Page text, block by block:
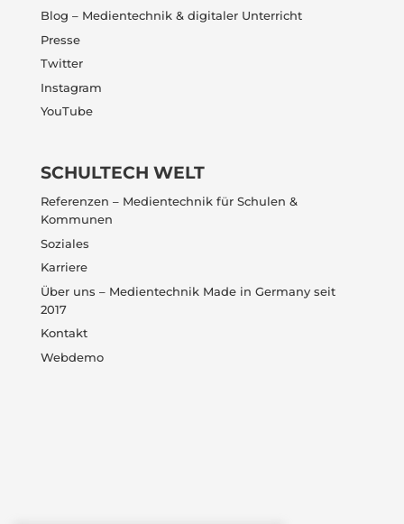
Blog – Medientechnik & digitaler Unterricht
Presse
Twitter
Instagram
YouTube
SCHULTECH WELT
Referenzen – Medientechnik für Schulen &
Kommunen
Soziales
Karriere
Über uns – Medientechnik Made in Germany seit
2017
Kontakt
Webdemo